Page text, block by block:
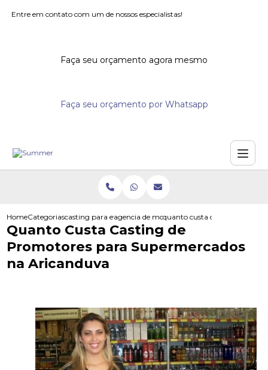
Entre em contato com um de nossos especialistas!
Faça seu orçamento agora mesmo
Faça seu orçamento por Whatsapp
HomeCategoriascasting para eventosagencia de modelos para eventos
quanto custa casting de
Quanto Custa Casting de
Promotores para Supermercados
na Aricanduva